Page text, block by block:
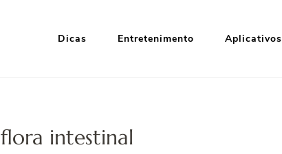
Dicas Entretenimento Aplicativos
flora intestinal